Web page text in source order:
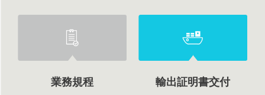
業務規程 輸出証明書交付